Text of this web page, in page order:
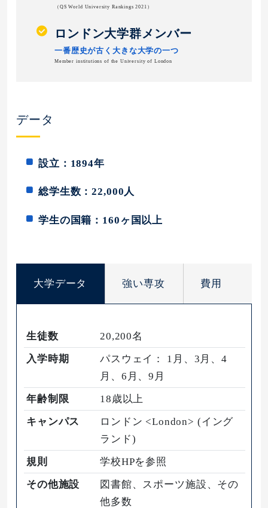
（QS World University Rankings 2021）
ロンドン大学群メンバー
一番歴史が古く大きな大学の一つ
Member institutions of the University of London
データ
設立：1894年
総学生数：22,000人
学生の国籍：160ヶ国以上
大学データ 強い専攻 費用
生徒数
20,200名
入学時期
パスウェイ： 1月、3月、4
月、6月、9月
年齢制限
18歳以上
キャンパス
ロンドン <London> (イング
ランド)
規則
学校HPを参照
その他施設
図書館、スポーツ施設、その
他多数